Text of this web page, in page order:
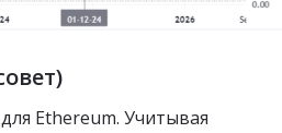
Ethereum. Учитывая